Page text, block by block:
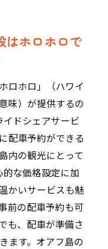
はホロホロで
ロホロ」（ハワイ
味）が提供するの
ドシェアサービ
配車予約ができる
内の観光にとって
な価格設定に加
かいサービスも魅
前の配車予約も可
も、配車が準備さ
ます。 オアフ島の